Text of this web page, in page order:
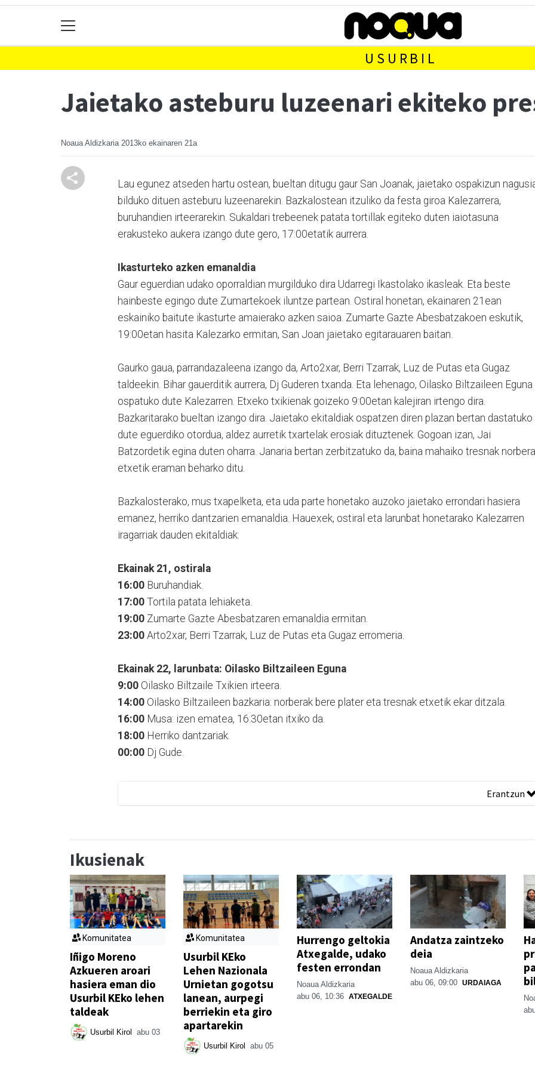
USURBIL
Jaietako asteburu luzeenari ekiteko
Noaua Aldizkaria 2013ko ekainaren 21a
Lau egunez atseden hartu ostean, bueltan ditugu gaur San Joanak, jaietako ospakizun
bilduko dituen asteburu luzeenarekin. Bazkalostean itzuliko da festa giroa Kalezarrera,
buruhandien irteerarekin. Sukaldari trebeenek patata tortillak egiteko duten iaiotasuna
erakusteko aukera izango dute gero, 17:00etatik aurrera.
Ikasturteko azken emanaldia
Gaur eguerdian udako oporraldian murgilduko dira Udarregi Ikastolako ikasleak. Eta beste
hainbeste egingo dute Zumartekoek iluntze partean. Ostiral honetan, ekainaren 21ean
eskainiko baitute ikasturte amaierako azken saioa. Zumarte Gazte Abesbatzakoen eskutik,
19:00etan hasita Kalezarko ermitan, San Joan jaietako egitarauaren baitan.
Gaurko gaua, parrandazaleena izango da, Arto2xar, Berri Tzarrak, Luz de Putas eta Gugaz
taldeekin. Bihar gauerditik aurrera, Dj Guderen txanda. Eta lehenago, Oilasko Biltzaileen Eguna
ospatuko dute Kalezarren. Etxeko txikienak goizeko 9:00etan kalejiran irtengo dira.
Bazkaritarako bueltan izango dira. Jaietako ekitaldiak ospatzen diren plazan bertan dastatuko
dute eguerdiko otordua, aldez aurretik txartelak erosiak dituztenek. Gogoan izan, Jai
Batzordetik egina duten oharra. Janaria bertan zerbitzatuko da, baina mahaiko tresnak
etxetik eraman beharko ditu.
Bazkalosterako, mus txapelketa, eta uda parte honetako auzoko jaietako errondari hasiera
emanez, herriko dantzarien emanaldia. Hauexek, ostiral eta larunbat honetarako Kalezarren
iragarriak dauden ekitaldiak:
Ekainak 21, ostirala
16:00 Buruhandiak.
17:00 Tortila patata lehiaketa.
19:00 Zumarte Gazte Abesbatzaren emanaldia ermitan.
23:00 Arto2xar, Berri Tzarrak, Luz de Putas eta Gugaz erromeria.
Ekainak 22, larunbata: Oilasko Biltzaileen Eguna
9:00 Oilasko Biltzaile Txikien irteera.
14:00 Oilasko Biltzaileen bazkaria: norberak bere plater eta tresnak etxetik ekar ditzala.
16:00 Musa: izen ematea, 16:30etan itxiko da.
18:00 Herriko dantzariak.
00:00 Dj Gude.
Erantzun
Ikusienak
Komunitatea
Iñigo Moreno
Azkueren aroari
hasiera eman dio
Usurbil KEko lehen
taldeak
Usurbil Kirol abu 03
Komunitatea
Usurbil KEko
Lehen Nazionala
Urnietan gogotsu
lanean, aurpegi
berriekin eta giro
apartarekin
Usurbil Kirol abu 05
Hurrengo geltokia
Atxegalde, udako
festen errondan
Noaua Aldizkaria
abu 06, 10:36 ATXEGALDE
Andatza zaintzeko
deia
Noaua Aldizkaria
abu 06, 09:00 URDAIAGA